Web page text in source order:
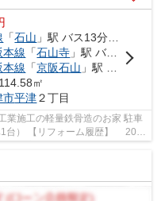
「石山 」駅 バス13分 「平津」 停歩5分
本線 「石山寺 」駅 バス5分 「平津」 停歩5分
本線 「京阪石山 」駅 徒歩30分
㎡
市平津２丁目
施工の軽量鉄骨造のお家 駐車
台） 【リフォーム履歴】 2025
・廊...